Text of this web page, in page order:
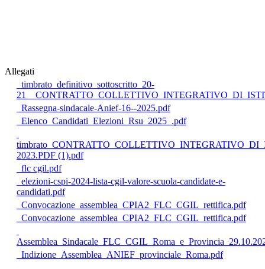
Allegati
timbrato_definitivo_sottoscritto_20-
Rassegna-sindacale-Anief-16--2025.pdf
Elenco_Candidati_Elezioni_Rsu_2025_.pdf
2023.PDF (1).pdf
flc cgil.pdf
elezioni-cspi-2024-lista-cgil-valore-scuola-candidate-e-
candidati.pdf
Convocazione_assemblea_CPIA2_FLC_CGIL_rettifica.pdf
Convocazione_assemblea_CPIA2_FLC_CGIL_rettifica.pdf
Indizione_Assemblea_ANIEF_provinciale_Roma.pdf